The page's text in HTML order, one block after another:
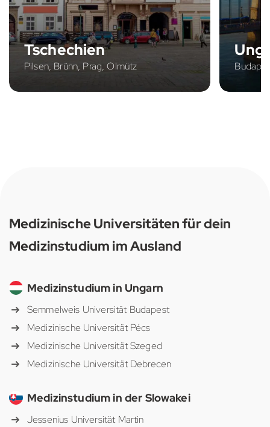
Tschechien
Pilsen, Brünn, Prag, Olmütz
Medizinische Universitäten für dein
Medizinstudium im Ausland
Medizinstudium in Ungarn
Semmelweis Universität Budapest
Medizinische Universität Pécs
Medizinische Universität Szeged
Medizinische Universität Debrecen
Medizinstudium in der Slowakei
Jessenius Universität Martin